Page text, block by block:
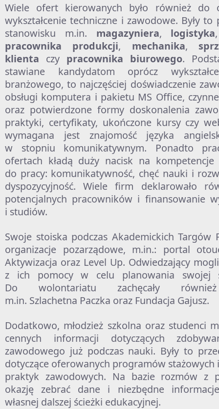
Wiele ofert kierowanych było również do
wykształcenie techniczne i zawodowe. Były
stanowisku m.in. magazyniera, logistyka
pracownika produkcji, mechanika,
klienta czy pracownika biurowego.
stawiane kandydatom oprócz
branżowego, to najczęściej doświadczenie
obsługi komputera i pakietu MS Office,
oraz potwierdzone formy doskonalenia
praktyki, certyfikaty, ukończone kursy czy
wymagana jest znajomość języka
w stopniu komunikatywnym. Ponadto
ofertach kładą duży nacisk na
do pracy: komunikatywność, chęć nauki i
dyspozycyjność. Wiele firm deklarowało
potencjalnych pracowników i finansowanie
i studiów.
Swoje stoiska podczas Akademickich Targów
organizacje pozarządowe, m.in.: portal
Aktywizacja oraz Level Up. Odwiedzający
z ich pomocy w celu planowania swojej
Do wolontariatu zachęcały również
m.in. Szlachetna Paczka oraz Fundacja Gajusz.
Dodatkowo, młodzież szkolna oraz studenci
cennych informacji dotyczących
zawodowego już podczas nauki. Były to
dotyczące oferowanych programów stażowych
praktyk zawodowych. Na bazie rozmów z
okazję zebrać dane i niezbędne
własnej dalszej ścieżki edukacyjnej.